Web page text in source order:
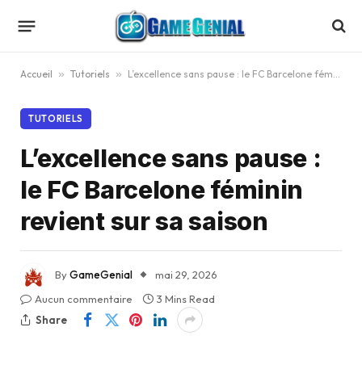
Accueil » Tutoriels » L’excellence sans pause : le FC Barcelone féminin revient sur sa saison
TUTORIELS
L’excellence sans pause :
le FC Barcelone féminin
revient sur sa saison
ByGameGenial
mai 29, 2026
Aucun commentaire
3 Mins Read
Share